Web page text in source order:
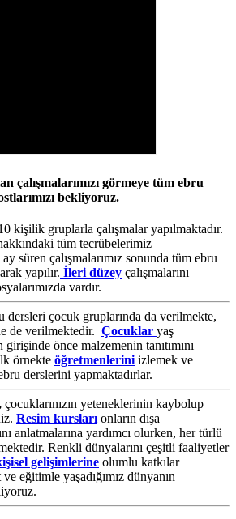
çalışmalarımızı görmeye tüm ebru
bekliyoruz.
kişilik gruplarla çalışmalar yapılmaktadır.
tüm tecrübelerimiz
süren çalışmalarımız sonunda tüm ebru
yapılır. İleri düzey çalışmalarını
vardır.
dersleri çocuk gruplarında da verilmekte,
de verilmektedir. Çocuklar yaş
önce malzemenin tanıtımını
örnekte öğretmenlerini izlemek ve
derslerini yapmaktadırlar.
çocuklarınızın yeteneklerinin kaybolup
Resim kursları onların dışa
anlatmalarına yardımcı olurken, her türlü
Renkli dünyalarını çeşitli faaliyetler
gelişimlerine olumlu katkılar
eğitimle yaşadığımız dünyanın